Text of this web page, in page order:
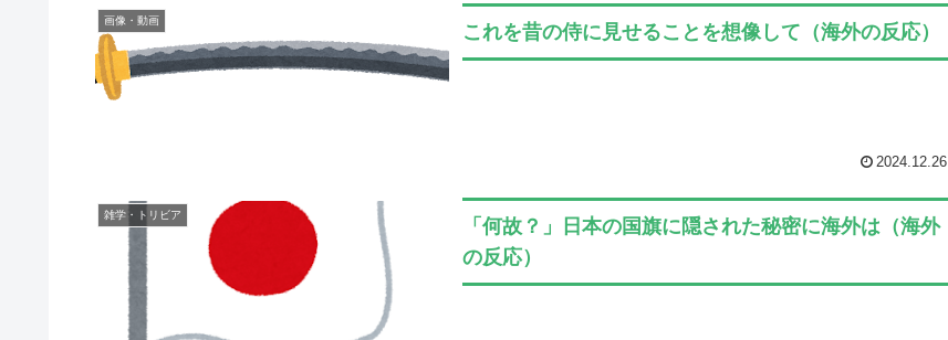
画像・動画
これを昔の侍に見せることを想像して（海外の反応）
2024.12.26
雑学・トリビア
「何故？」日本の国旗に隠された秘密に海外は（海外
の反応）